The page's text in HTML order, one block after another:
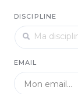
DISCIPLINE
EMAIL